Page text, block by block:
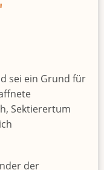
sei ein Grund für
Sektierertum
der